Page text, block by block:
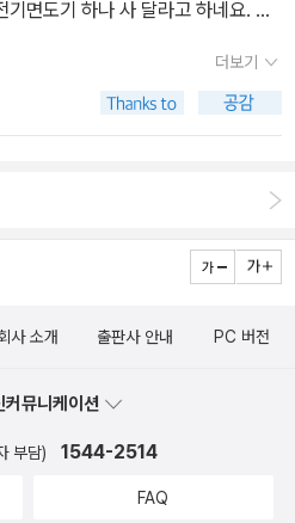
사람을 위해 거대한 하얀 십자가를
오두막의 그것을 백인 식민주의자
게 되었다. 백인들은 그나마 비상식
신들을 도와주던 현지인들은 쫄쫄
배자들에게는 관심 사항이 아니었겠
둠의 심연>에 쿠르츠로 등장하는 실
>에 나오는 커츠 대령으로 변주를
, 프로이센의 수도 베를린에 모인
. 콩고 자유국의 실효 지배자로 인
후 사정이 많이 달라졌다. 마타디와
무의 수요가 너무도 많아 가격이 엄
탄 그리고 피의 다이아몬드까지 이
는데 제국주의자들에게 나라를 빼앗
수 있는 역사의 교훈을 깨닫게 해준
더보기
사 소개 출판사 안내 PC 버전
뮤니케이션
부담) 1544-2514
FAQ